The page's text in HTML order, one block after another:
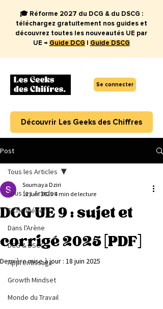
Se connecter
🎓 Réforme 2027 du DCG & du DSCG :
téléchargez gratuitement nos guides et
découvrez toutes les nouveautés UE par
UE → Guide DCG Guide DSCG
Découvrir Les Geeks des Chiffres
Post
Tous les Articles
Fiche métier
Dans l'Arène
DCG & DSCG
Apprentissage
Growth Mindset
Monde du Travail
Tous les Articles
DCG UE 9 : sujet et
corrigé 2025 [PDF]
Soumaya Dziri
12 juin 2025 4 min de lecture
Dernière mise à jour : 18 juin 2025